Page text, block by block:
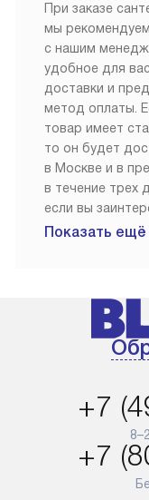
При заказе
мы
с нашим
удобное для
доставки и
метод оплаты.
товар имеет
то он будет
в Москве и в
в течение трех
если вы
в товаре,
менеджером на
с особым
доставляются
аксессуаров
Для доставки в
мы используем
транспортной
Показать ещё
+7
+7